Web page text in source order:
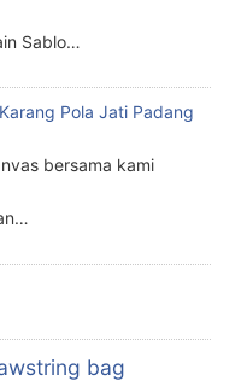
Sablo…
Pola Jati Padang
bersama kami
bag